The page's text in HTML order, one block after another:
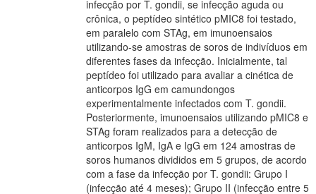
infecção por T. gondii, se infecção aguda ou
crônica, o peptídeo sintético pMIC8 foi testado,
em paralelo com STAg, em imunoensaios
utilizando-se amostras de soros de indivíduos em
diferentes fases da infecção. Inicialmente, tal
peptídeo foi utilizado para avaliar a cinética de
anticorpos IgG em camundongos
experimentalmente infectados com T. gondii.
Posteriormente, imunoensaios utilizando pMIC8 e
STAg foram realizados para a detecção de
anticorpos IgM, IgA e IgG em 124 amostras de
soros humanos divididos em 5 grupos, de acordo
com a fase da infecção por T. gondii: Grupo I
(infecção até 4 meses); Grupo II (infecção entre 5